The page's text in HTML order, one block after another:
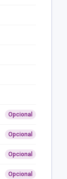
Opcional
Opcional
Opcional
Opcional